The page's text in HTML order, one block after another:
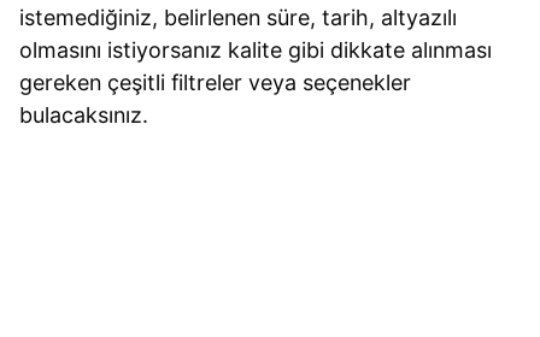
istemediğiniz, belirlenen süre, tarih, altyazılı
olmasını istiyorsanız kalite gibi dikkate alınması
gereken çeşitli filtreler veya seçenekler
bulacaksınız.